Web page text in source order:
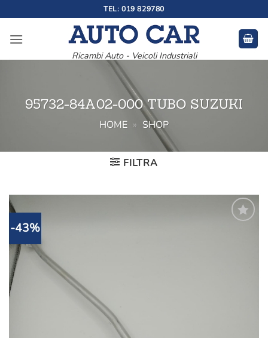
ai
contenuti
TEL: 019 829780
Ricambi Auto - Veicoli Industriali
95732-84A02-000 TUBO SUZUKI
HOME » SHOP
FILTRA
-43%